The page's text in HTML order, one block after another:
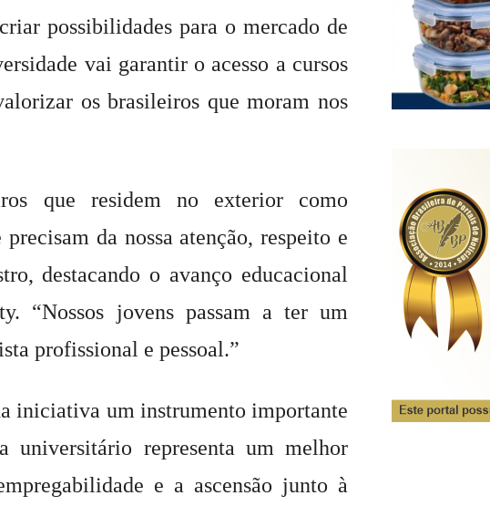
possibilidades para o mercado de
vai garantir o acesso a cursos
os brasileiros que moram nos
que residem no exterior como
da nossa atenção, respeito e
destacando o avanço educacional
“Nossos jovens passam a ter um
profissional e pessoal.”
iniciativa um instrumento importante
universitário representa um melhor
e a ascensão junto à